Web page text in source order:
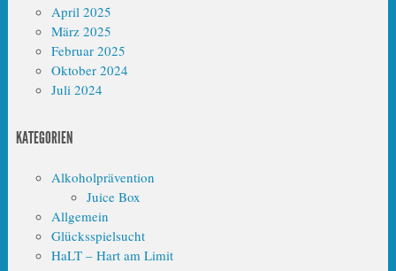
April 2025
März 2025
Februar 2025
Oktober 2024
Juli 2024
KATEGORIEN
Alkoholprävention
Juice Box
Allgemein
Glücksspielsucht
HaLT – Hart am Limit